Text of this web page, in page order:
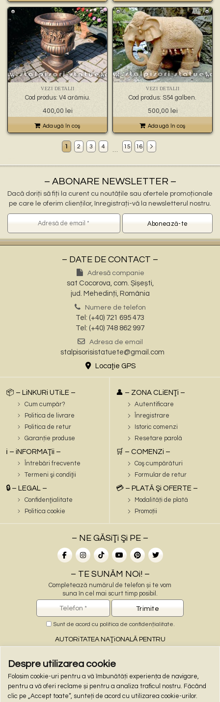
Despre utilizarea cookie
Folosim cookie-uri pentru a vă îmbunătăți experiența de navigare,
pentru a vă oferi reclame și pentru a analiza traficul nostru. Făcând
clic pe „Accept toate”, sunteți de acord cu utilizarea cookie-urilor.
VEZI DETALII
Cod produs: V4 arămiu.
400,00 lei
Adaugă în coş
VEZI DETALII
Cod produs: S54 galben.
500,00 lei
Adaugă în coş
1 2 3 4 15 16
– ABONARE NEWSLETTER –
Dacă doriți să fiți la curent cu noutățile sau ofertele promoționale
pe care le oferim clienților, înregistrați-vă la newsletterul nostru.
– DATE DE CONTACT –
Adresă companie
sat Cocorova, com. Șișești,
jud. Mehedinți, România
Numere de telefon
Tel: (+40) 721 695 473
Tel: (+40) 748 862 997
Adresa de email
stalpisorisistatuete@gmail.com
Locaţie GPS
📦 – LiNKURi UTiLE –
Cum cumpăr?
Politica de livrare
Politica de retur
Garanție produse
ℹ️ – iNFORMAŢii –
Întrebări frecvente
Termeni şi condiţii
🔒 – LEGAL –
Confidenţialitate
Politica cookie
👤 – ZONA CLiENŢi –
Autentificare
Înregistrare
Istoric comenzi
Resetare parolă
🛒 – COMENZi –
Coş cumpărături
Formular de retur
💳 – PLATĂ Şi OFERTE –
Modalități de plată
Promoții
– NE GĂSiŢi Şi PE –
– TE SUNĂM NOi! –
Completează numărul de telefon și te vom
suna în cel mai scurt timp posibil.
Sunt de acord cu politica de confidențialitate
AUTORiTATEA NAŢiONALĂ PENTRU
PROTECŢiA CONSUMATORiLOR
– PLĂŢi ONLiNE –